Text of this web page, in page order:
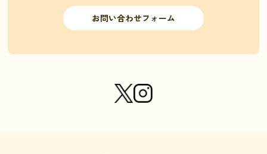
お問い合わせフォーム